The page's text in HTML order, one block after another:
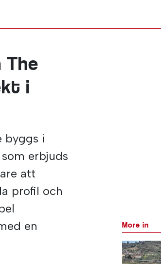
The
i
byggs i
erbjuds
att
profil och
en
More in